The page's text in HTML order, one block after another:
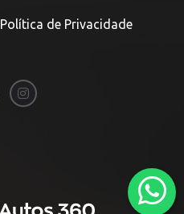
Política de Privacidade